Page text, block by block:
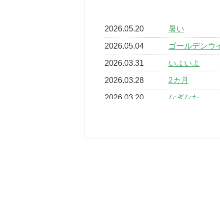
2026.05.20 暑い
2026.05.04 ゴールデンウ
2026.03.31 いよいよ
2026.03.28 2カ月
2026.03.20 なぎなた